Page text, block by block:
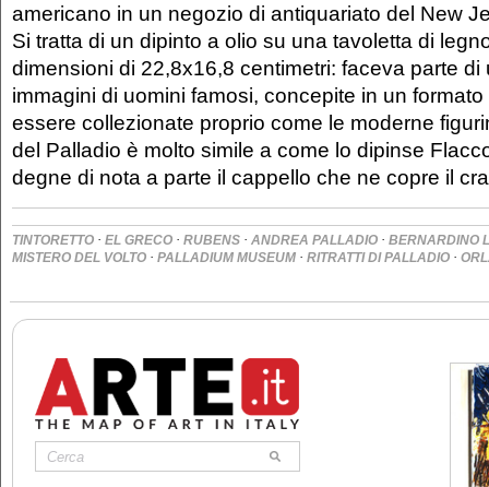
americano in un negozio di antiquariato del New
Si tratta di un dipinto a olio su una tavoletta di
dimensioni di 22,8x16,8 centimetri: faceva parte di
immagini di uomini famosi, concepite in un
essere collezionate proprio come le moderne
del Palladio è molto simile a come lo dipinse
degne di nota a parte il cappello che ne copre il
TINTORETTO · EL GRECO · RUBENS · ANDREA PALLADIO · BERNARDINO
MISTERO DEL VOLTO · PALLADIUM MUSEUM · RITRATTI DI PALLADIO ·